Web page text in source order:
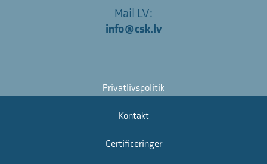
Mail LV:
info@csk.lv
Privatlivspolitik
Kontakt
Certificeringer